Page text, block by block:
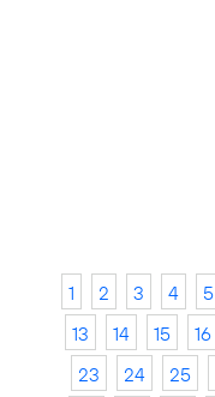
1 2 3 4 5
13
14 15 16
23
24 25